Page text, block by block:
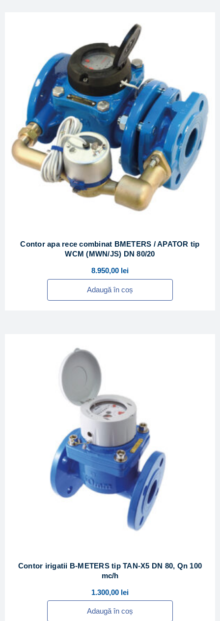
Contor apa rece combinat BMETERS / APATOR tip
WCM (MWN/JS) DN 80/20
8.950,00 lei
Adaugă în coș
Contor irigatii B-METERS tip TAN-X5 DN 80, Qn 100
mc/h
1.300,00 lei
Adaugă în coș